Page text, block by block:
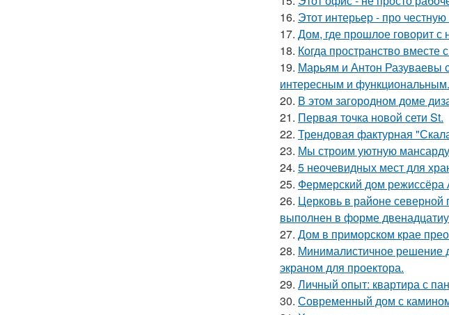
16. Этот интерьер - про
17. Дом, где прошлое говорит с
18. Когда пространство вместе
19. Марьям и Антон Разуваевы
интересным и функциональным.
20. В этом загородном доме
21. Первая точка новой сети St.
22. Трендовая фактурная
23. Мы строим уютную
24. 5 неочевидных мест для
25. Фермерский дом
26. Церковь в районе северной
выполнен в форме
27. Дом в приморском крае
28. Минималистичное решение
экраном для проектора.
29. Личный опыт: квартира с
30. Современный дом с